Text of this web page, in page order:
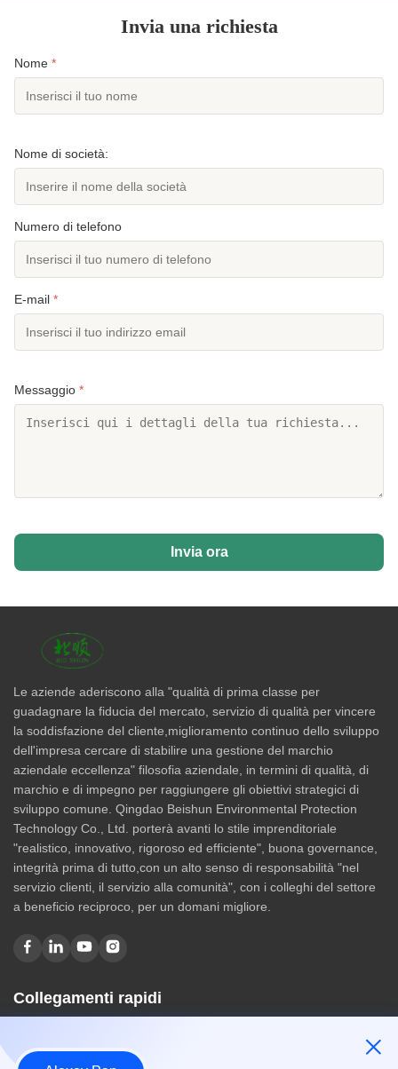
Invia una richiesta
Nome *
Nome di società:
Numero di telefono
E-mail *
Messaggio *
Invia ora
Le aziende aderiscono alla "qualità di prima classe per
guadagnare la fiducia del mercato, servizio di qualità per vincere
la soddisfazione del cliente,miglioramento continuo dello sviluppo
dell'impresa cercare di stabilire una gestione del marchio
aziendale eccellenza" filosofia aziendale, in termini di qualità, di
marchio e di impegno per raggiungere gli obiettivi strategici di
sviluppo comune. Qingdao Beishun Environmental Protection
Technology Co., Ltd. porterà avanti lo stile imprenditoriale
"realistico, innovativo, rigoroso ed efficiente", buona governance,
integrità prima di tutto,con un alto senso di responsabilità "nel
servizio clienti, il servizio alla comunità", con i colleghi del settore
a beneficio reciproco, per un domani migliore.
Collegamenti rapidi
Chi siamo